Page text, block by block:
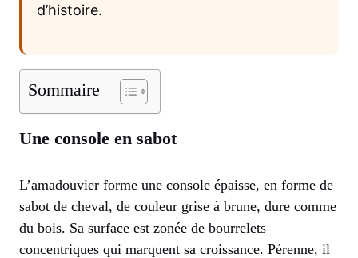
d’histoire.
Sommaire
Une console en sabot
L’amadouvier forme une console épaisse, en forme de
sabot de cheval, de couleur grise à brune, dure comme
du bois. Sa surface est zonée de bourrelets
concentriques qui marquent sa croissance. Pérenne, il